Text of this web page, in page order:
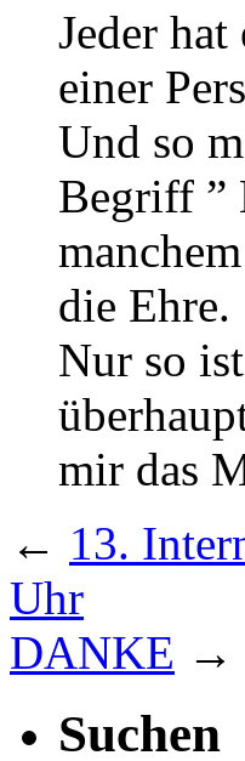
Jeder
einer
Und so
Begriff ”
die Ehre.
Nur so
mir das
← 13.
Uhr
DANKE →
Suchen